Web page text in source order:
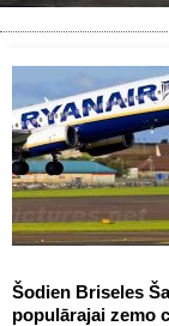
Šodien Briseles
populārajai zemo